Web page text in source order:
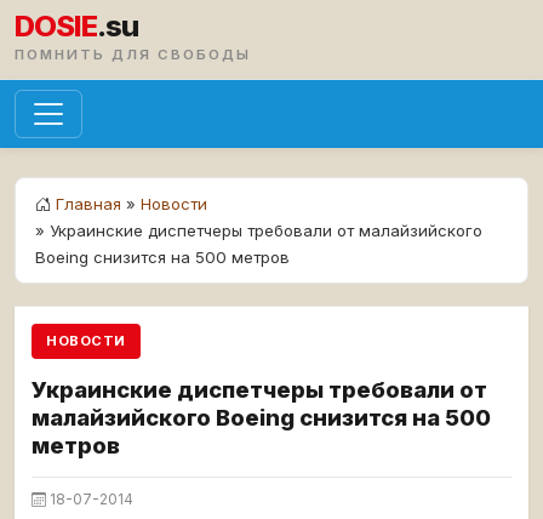
DOSIE.su
ПОМНИТЬ ДЛЯ СВОБОДЫ
Главная » Новости
» Украинские диспетчеры требовали от малайзийского
Boeing снизится на 500 метров
НОВОСТИ
Украинские диспетчеры требовали от
малайзийского Boeing снизится на 500
метров
18-07-2014